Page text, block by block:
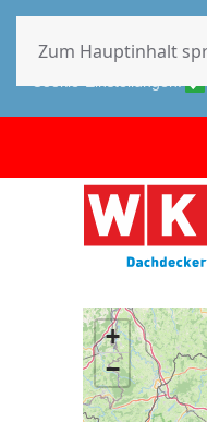
Diese Website
Datenschutz-
Zum Hauptinhalt
+
−